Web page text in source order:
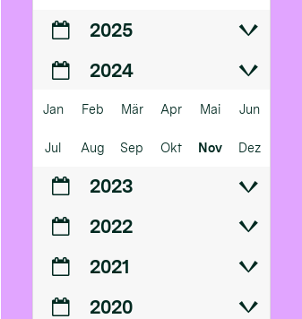
2025
2024
Jan Feb Mär Apr Mai Jun
Jul Aug Sep Okt Nov Dez
2023
2022
2021
2020